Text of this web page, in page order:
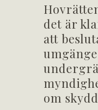
det är
att
om skydd